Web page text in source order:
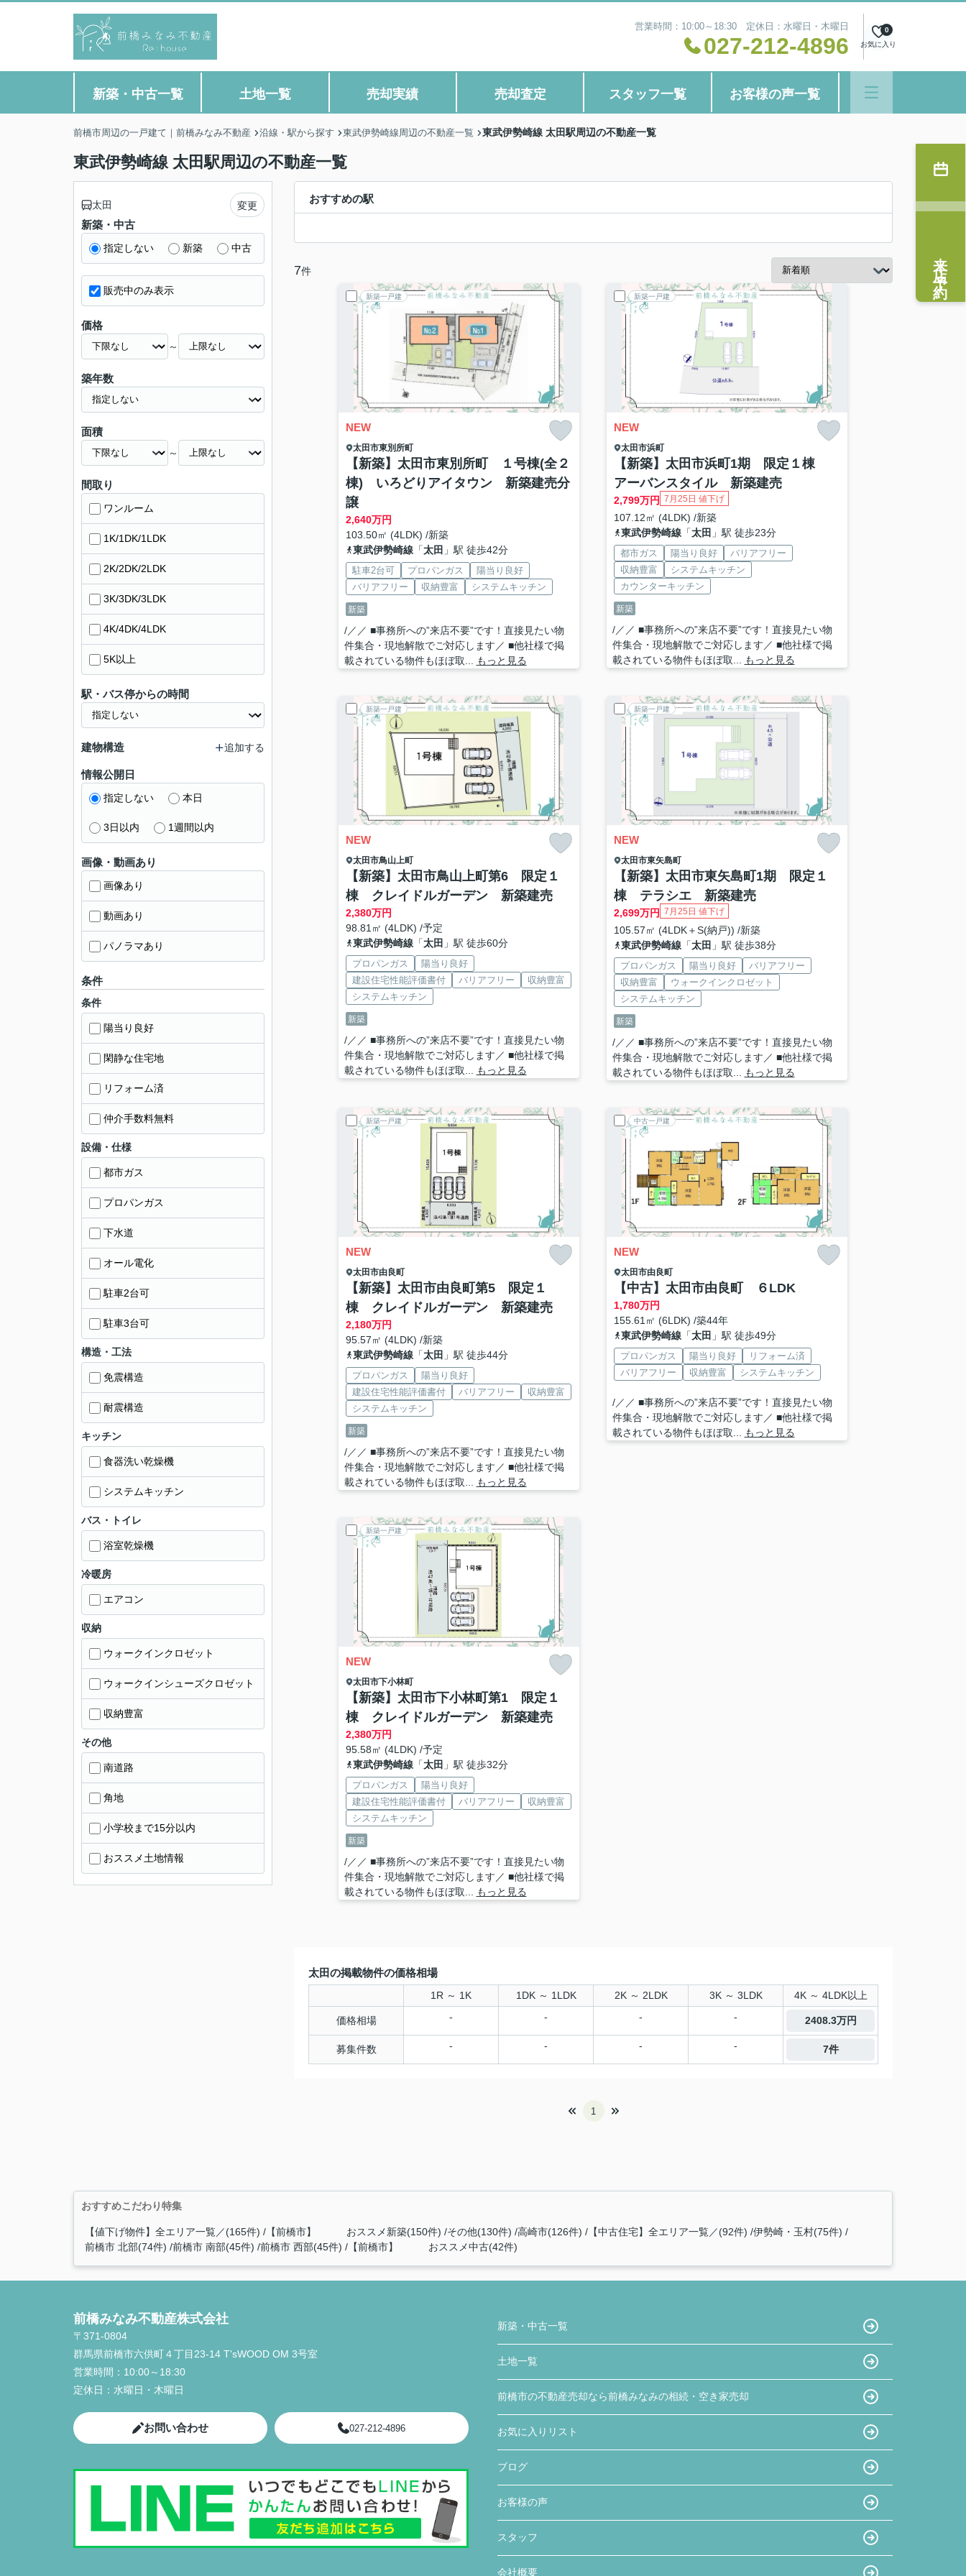
営業時間：10:00～18:30 定休日：水曜日・木曜日
027-212-4896 お気に入り
0
新築・中古一覧 土地一覧 売却実績 売却査定 スタッフ一覧 お客様の声一覧
前橋市周辺の一戸建て｜前橋みなみ不動産 沿線・駅から探す 東武伊勢崎線周辺の不動産一覧 東武伊勢崎線 太田駅周辺の不動産一覧
東武伊勢崎線 太田駅周辺の不動産一覧
おすすめの駅
7件
新築一戸建
NEW
太田市東別所町
【新築】太田市東別所町 １号棟(全２
棟) いろどりアイタウン 新築建売分
譲
2,640万円
103.50㎡ (4LDK) /新築
東武伊勢崎線「太田 」駅 徒歩42分
駐車2台可 プロパンガス
陽当り良好
バリアフリー
収納豊富 システムキッチン
新築
/／／ ■事務所への”来店不要”です！直接見たい物
件集合・現地解散でご対応します／ ■他社様で掲
載されている物件もほぼ取...
もっと見る
新築一戸建
NEW
太田市浜町
【新築】太田市浜町1期 限定１棟
アーバンスタイル 新築建売
2,799万円 7月25日 値下げ
107.12㎡ (4LDK) /新築
東武伊勢崎線「太田 」駅 徒歩23分
都市ガス 陽当り良好
バリアフリー
収納豊富
システムキッチン
カウンターキッチン
新築
/／／ ■事務所への”来店不要”です！直接見たい物
件集合・現地解散でご対応します／ ■他社様で掲
載されている物件もほぼ取...
もっと見る
新築一戸建
NEW
太田市鳥山上町
【新築】太田市鳥山上町第6 限定１
棟 クレイドルガーデン 新築建売
2,380万円
98.81㎡ (4LDK) /予定
東武伊勢崎線「太田 」駅 徒歩60分
プロパンガス
陽当り良好
建設住宅性能評価書付
バリアフリー
収納豊富
システムキッチン
新築
/／／ ■事務所への”来店不要”です！直接見たい物
件集合・現地解散でご対応します／ ■他社様で掲
載されている物件もほぼ取...
もっと見る
新築一戸建
NEW
太田市東矢島町
【新築】太田市東矢島町1期 限定１
棟 テラシエ 新築建売
2,699万円 7月25日 値下げ
105.57㎡ (4LDK＋S(納戸)) /新築
東武伊勢崎線「太田 」駅 徒歩38分
プロパンガス 陽当り良好
バリアフリー
収納豊富
ウォークインクロゼット
システムキッチン
新築
/／／ ■事務所への”来店不要”です！直接見たい物
件集合・現地解散でご対応します／ ■他社様で掲
載されている物件もほぼ取...
もっと見る
新築一戸建
NEW
太田市由良町
【新築】太田市由良町第5 限定１
棟 クレイドルガーデン 新築建売
2,180万円
95.57㎡ (4LDK) /新築
東武伊勢崎線「太田 」駅 徒歩44分
プロパンガス
陽当り良好
建設住宅性能評価書付
バリアフリー
収納豊富
システムキッチン
新築
/／／ ■事務所への”来店不要”です！直接見たい物
件集合・現地解散でご対応します／ ■他社様で掲
載されている物件もほぼ取...
もっと見る
中古一戸建
NEW
太田市由良町
【中古】太田市由良町 ６LDK
1,780万円
155.61㎡ (6LDK) /築44年
東武伊勢崎線「太田 」駅 徒歩49分
プロパンガス 陽当り良好
リフォーム済
バリアフリー
収納豊富 システムキッチン
/／／ ■事務所への”来店不要”です！直接見たい物
件集合・現地解散でご対応します／ ■他社様で掲
載されている物件もほぼ取...
もっと見る
新築一戸建
NEW
太田市下小林町
【新築】太田市下小林町第1 限定１
棟 クレイドルガーデン 新築建売
2,380万円
95.58㎡ (4LDK) /予定
東武伊勢崎線「太田 」駅 徒歩32分
プロパンガス
陽当り良好
建設住宅性能評価書付
バリアフリー
収納豊富
システムキッチン
新築
/／／ ■事務所への”来店不要”です！直接見たい物
件集合・現地解散でご対応します／ ■他社様で掲
載されている物件もほぼ取...
もっと見る
太田の掲載物件の価格相場
1R ～ 1K 1DK ～ 1LDK 2K ～ 2LDK 3K ～ 3LDK 4K ～ 4LDK以上
価格相場 - - - - 2408.3万円
募集件数 - - - - 7件
1
太田 変更
新築・中古
指定しない 新築 中古
販売中のみ表示
価格
～
築年数
面積
～
間取り
ワンルーム
1K/1DK/1LDK
2K/2DK/2LDK
3K/3DK/3LDK
4K/4DK/4LDK
5K以上
駅・バス停からの時間
建物構造 追加する
情報公開日
指定しない 本日
3日以内 1週間以内
画像・動画あり
画像あり
動画あり
パノラマあり
条件
条件
陽当り良好
閑静な住宅地
リフォーム済
仲介手数料無料
設備・仕様
都市ガス
プロパンガス
下水道
オール電化
駐車2台可
駐車3台可
構造・工法
免震構造
耐震構造
キッチン
食器洗い乾燥機
システムキッチン
バス・トイレ
浴室乾燥機
冷暖房
エアコン
収納
ウォークインクロゼット
ウォークインシューズクロゼット
収納豊富
その他
南道路
角地
小学校まで15分以内
おススメ土地情報
おすすめこだわり特集
【値下げ物件】全エリア一覧／(165件) 【前橋市】 おススメ新築(150件) その他(130件) 高崎市(126件) 【中古住宅】全エリア一覧／(92件) 伊勢崎・玉村(75件)
前橋市 北部(74件) 前橋市 南部(45件) 前橋市 西部(45件) 【前橋市】 おススメ中古(42件)
来店予約
前橋みなみ不動産株式会社
〒371-0804
群馬県前橋市六供町４丁目23‐14 T'sWOOD OM 3号室
営業時間： 10:00～18:30
定休日： 水曜日・木曜日
お問い合わせ 027-212-4896
新築・中古一覧
土地一覧
前橋市の不動産売却なら前橋みなみの相続・空き家売却
お気に入りリスト
ブログ
お客様の声
スタッフ
会社概要